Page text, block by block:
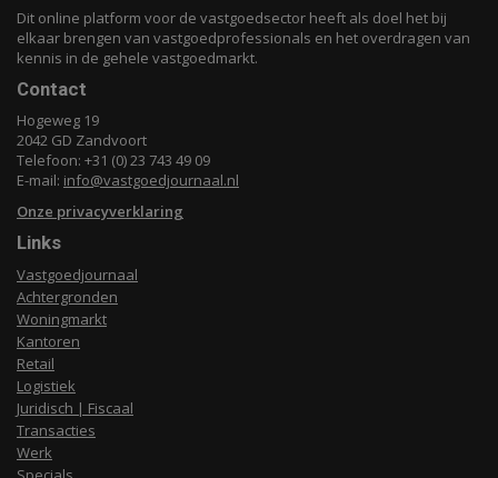
Dit online platform voor de vastgoedsector heeft als doel het bij
elkaar brengen van vastgoedprofessionals en het overdragen van
kennis in de gehele vastgoedmarkt.
Contact
Hogeweg 19
2042 GD Zandvoort
Telefoon: +31 (0) 23 743 49 09
E-mail: info@vastgoedjournaal.nl
Onze privacyverklaring
Links
Vastgoedjournaal
Achtergronden
Woningmarkt
Kantoren
Retail
Logistiek
Juridisch | Fiscaal
Transacties
Werk